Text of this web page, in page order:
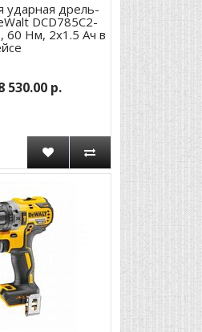
ударная дрель-
DCD785C2-
60 Нм, 2x1.5 Ач в
530.00 р.